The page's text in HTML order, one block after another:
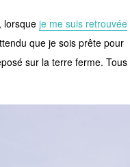
lorsque je me suis retrouvée
que je sois prête pour
sur la terre ferme. Tous